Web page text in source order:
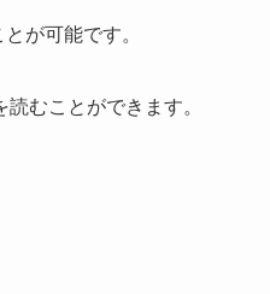
が可能です。
むことができます。